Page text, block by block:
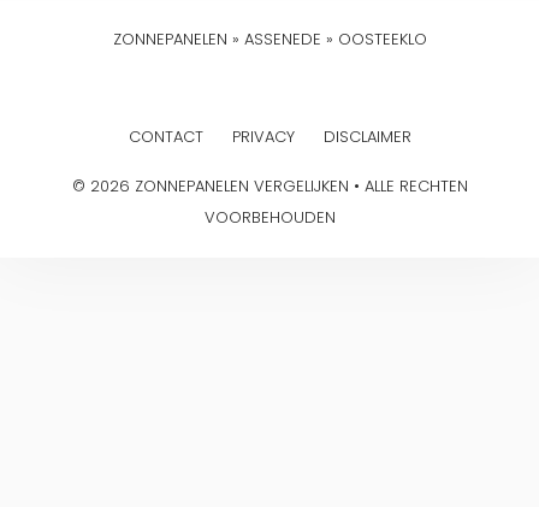
ZONNEPANELEN » ASSENEDE » OOSTEEKLO
CONTACT PRIVACY DISCLAIMER
© 2026 ZONNEPANELEN VERGELIJKEN • ALLE RECHTEN
VOORBEHOUDEN